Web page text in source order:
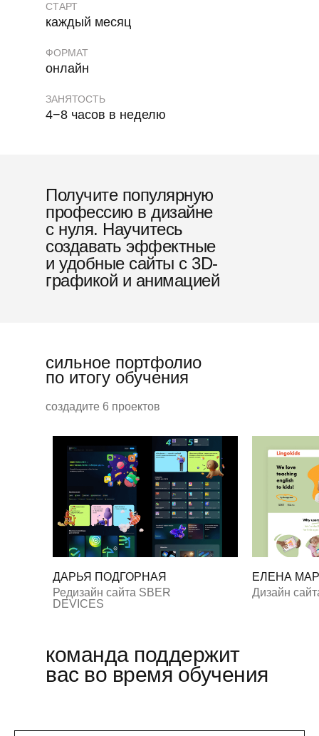
каждый месяц
СТАРТ
онлайн
ФОРМАТ
4−8 часов в неделю
ЗАНЯТОСТЬ
Получите популярную
профессию в дизайне
с нуля. Научитесь
создавать эффектные
и удобные сайты с 3D-
графикой и анимацией
сильное портфолио
по итогу обучения
создадите 6 проектов
Портфолио
ДАРЬЯ ПОДГОРНАЯ
Редизайн сайта SBER
DEVICES
ЕЛЕНА
Дизайн
команда поддержит
вас во время обучения